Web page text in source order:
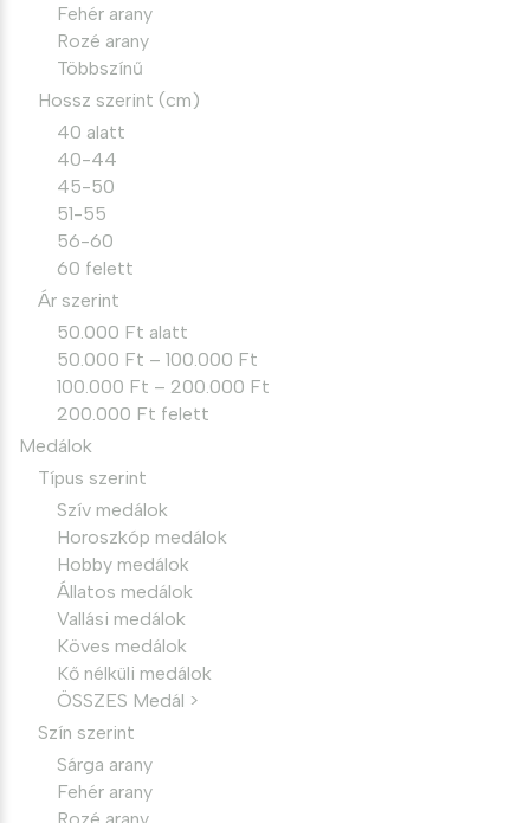
Fehér arany
Rozé arany
Többszínű
Hossz szerint (cm)
40 alatt
40-44
45-50
51-55
56-60
60 felett
Ár szerint
50.000 Ft alatt
50.000 Ft – 100.000 Ft
100.000 Ft – 200.000 Ft
200.000 Ft felett
Medálok
Típus szerint
Szív medálok
Horoszkóp medálok
Hobby medálok
Állatos medálok
Vallási medálok
Köves medálok
Kő nélküli medálok
ÖSSZES Medál >
Szín szerint
Sárga arany
Fehér arany
Rozé arany